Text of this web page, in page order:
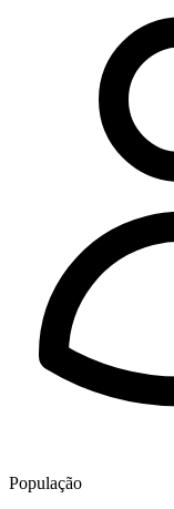
População